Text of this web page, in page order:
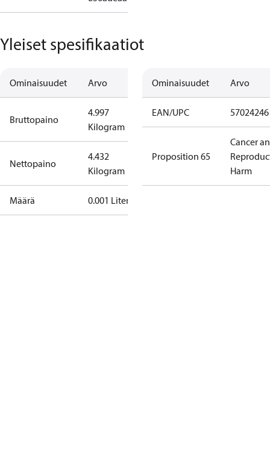
Yleiset spesifikaatiot
Ominaisuudet Arvo
Bruttopaino
4.997
Kilogram
Nettopaino
4.432
Kilogram
Määrä 0.001 Liter
Ominaisuudet Arvo
EAN/UPC
Proposition 65
Cancer
Harm